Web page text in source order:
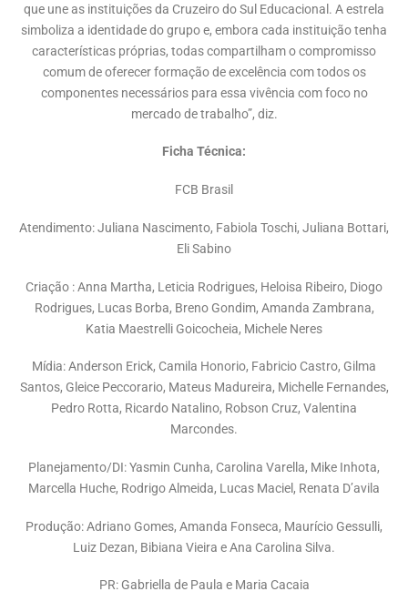
que une as instituições da Cruzeiro do Sul Educacional. A estrela
simboliza a identidade do grupo e, embora cada instituição tenha
características próprias, todas compartilham o compromisso
comum de oferecer formação de excelência com todos os
componentes necessários para essa vivência com foco no
mercado de trabalho”, diz.
Ficha Técnica:
FCB Brasil
Atendimento: Juliana Nascimento, Fabiola Toschi, Juliana Bottari,
Eli Sabino
Criação : Anna Martha, Leticia Rodrigues, Heloisa Ribeiro, Diogo
Rodrigues, Lucas Borba, Breno Gondim, Amanda Zambrana,
Katia Maestrelli Goicocheia, Michele Neres
Mídia: Anderson Erick, Camila Honorio, Fabricio Castro, Gilma
Santos, Gleice Peccorario, Mateus Madureira, Michelle Fernandes,
Pedro Rotta, Ricardo Natalino, Robson Cruz, Valentina
Marcondes.
Planejamento/DI: Yasmin Cunha, Carolina Varella, Mike Inhota,
Marcella Huche, Rodrigo Almeida, Lucas Maciel, Renata D’avila
Produção: Adriano Gomes, Amanda Fonseca, Maurício Gessulli,
Luiz Dezan, Bibiana Vieira e Ana Carolina Silva.
PR: Gabriella de Paula e Maria Cacaia